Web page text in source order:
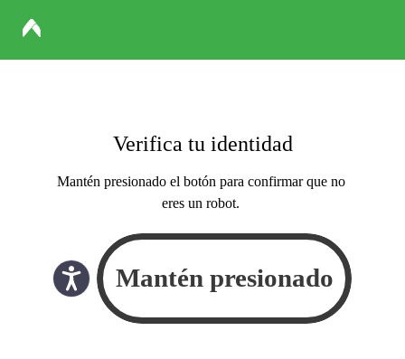
Verifica tu identidad
Mantén presionado el botón para confirmar que no
eres un robot.